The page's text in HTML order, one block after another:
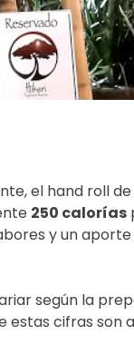
el hand roll
250 calorías
y un
según la
estas cifras son